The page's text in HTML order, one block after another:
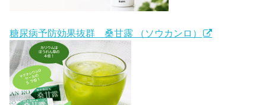
糖尿病予防効果抜群 桑甘露 （ソウカンロ）